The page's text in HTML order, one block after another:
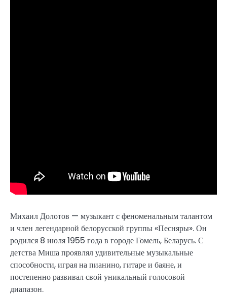
Михаил Долотов — музыкант с феноменальным талантом
и член легендарной белорусской группы «Песняры». Он
родился 8 июля 1955 года в городе Гомель, Беларусь. С
детства Миша проявлял удивительные музыкальные
способности, играя на пианино, гитаре и баяне, и
постепенно развивал свой уникальный голосовой
диапазон.